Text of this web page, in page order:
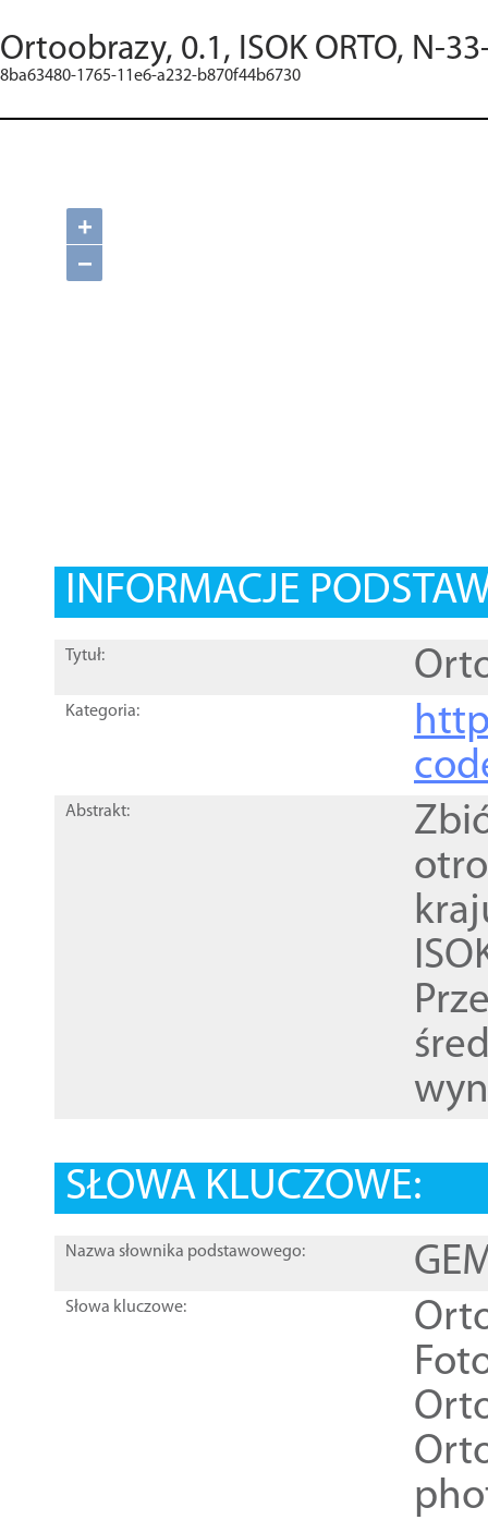
Ortoobrazy, 0.1, ISOK ORTO, N-
8ba63480-1765-11e6-a232-b870f44b6730
+
−
INFORMACJE
Tytuł:
Kategoria:
Abstrakt:
SŁOWA KLUCZOWE:
Nazwa słownika podstawowego:
Słowa kluczowe: